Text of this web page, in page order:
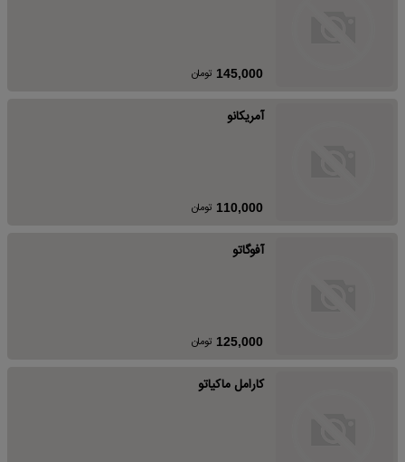
145,000 تومان
آمریکانو
110,000 تومان
آفوگاتو
125,000 تومان
کارامل ماکیاتو